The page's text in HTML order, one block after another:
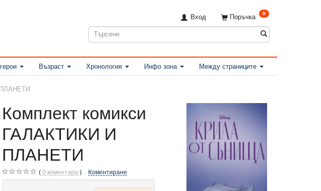
Поръчка 0
Вход
Възраст Хронология Инфо зона Между страниците
ПЛАНЕТИ
Комплект комикси
ГАЛАКТИКИ И
ПЛАНЕТИ
0 коментара Коментиране